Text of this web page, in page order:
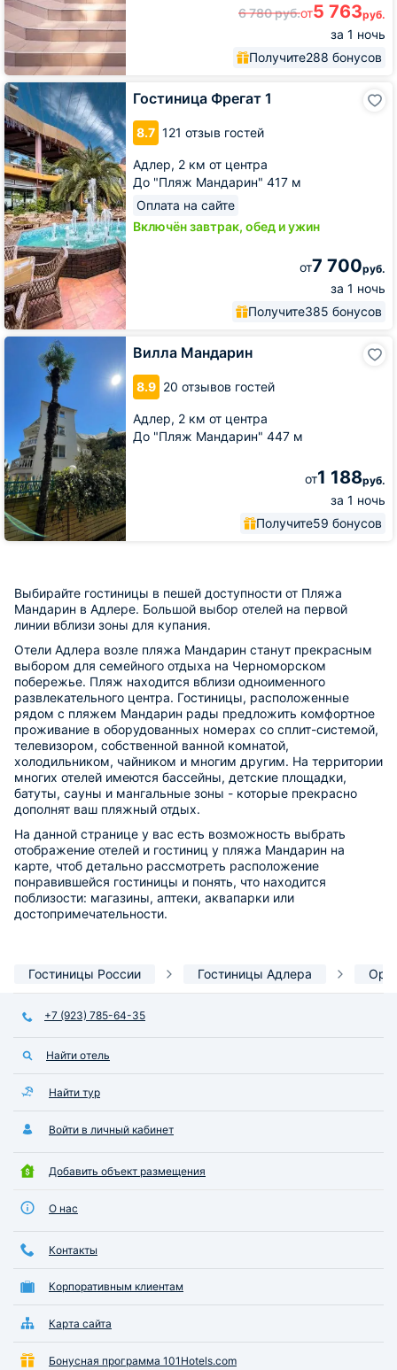
6 780руб.от5 763руб.
за 1 ночь
Получите288 бонусов
Гостиница Фрегат 1
8.7 121 отзыв гостей
Адлер, 2 км от центра
До "Пляж Мандарин" 417 м
Оплата на сайте
Включён завтрак, обед и ужин
от7 700руб.
за 1 ночь
Получите385 бонусов
Гостиница
Фрегат
1
Вилла Мандарин
8.9 20 отзывов гостей
Адлер, 2 км от центра
До "Пляж Мандарин" 447 м
от1 188руб.
за 1 ночь
Получите59 бонусов
Вилла
Мандарин
Выбирайте гостиницы в пешей доступности от Пляжа
Мандарин в Адлере. Большой выбор отелей на первой
линии вблизи зоны для купания.
Отели Адлера возле пляжа Мандарин станут прекрасным
выбором для семейного отдыха на Черноморском
побережье. Пляж находится вблизи одноименного
развлекательного центра. Гостиницы, расположенные
рядом с пляжем Мандарин рады предложить комфортное
проживание в оборудованных номерах со сплит-системой,
телевизором, собственной ванной комнатой,
холодильником, чайником и многим другим. На территории
многих отелей имеются бассейны, детские площадки,
батуты, сауны и мангальные зоны - которые прекрасно
дополнят ваш пляжный отдых.
На данной странице у вас есть возможность выбрать
отображение отелей и гостиниц у пляжа Мандарин на
карте, чтоб детально рассмотреть расположение
понравившейся гостиницы и понять, что находится
поблизости: магазины, аптеки, аквапарки или
достопримечательности.
Гостиницы России Гостиницы Адлера
+7 (923) 785-64-35
Найти отель
Найти тур
Войти в личный кабинет
Добавить объект размещения
О нас
Контакты
Корпоративным клиентам
Карта сайта
Бонусная программа 101Hotels.com